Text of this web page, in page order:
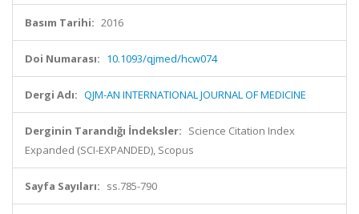
Basım Tarihi: 2016
Doi Numarası: 10.1093/qjmed/hcw074
Dergi Adı: QJM-AN INTERNATIONAL JOURNAL OF MEDICINE
Derginin Tarandığı İndeksler: Science Citation Index
Expanded (SCI-EXPANDED), Scopus
Sayfa Sayıları: ss.785-790